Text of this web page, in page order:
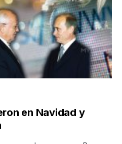
en Navidad y